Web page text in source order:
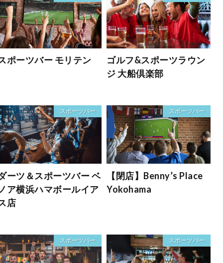
ポーツバー モリテン
ゴルフ&スポーツラウン
ジ 大船倶楽部
スポーツバー
ーツ＆スポーツバー ベ
ア横浜ハマボールイア
店
スポーツバー
【閉店】Benny’s Place
Yokohama
スポーツバー スポーツバー